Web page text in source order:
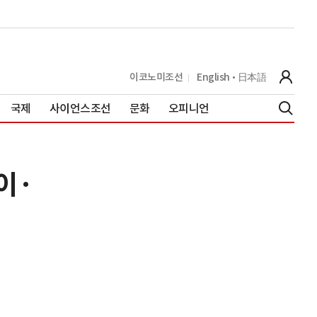
이코노미조선 English 日本語
국제 사이언스조선 문화 오피니언
·